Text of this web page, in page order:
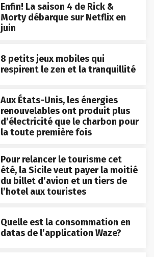
Enfin! La saison 4 de Rick &
Morty débarque sur Netflix en
juin
8 petits jeux mobiles qui
respirent le zen et la tranquillité
Aux États-Unis, les énergies
renouvelables ont produit plus
d’électricité que le charbon pour
la toute première fois
Pour relancer le tourisme cet
été, la Sicile veut payer la moitié
du billet d’avion et un tiers de
l’hotel aux touristes
Quelle est la consommation en
datas de l’application Waze?